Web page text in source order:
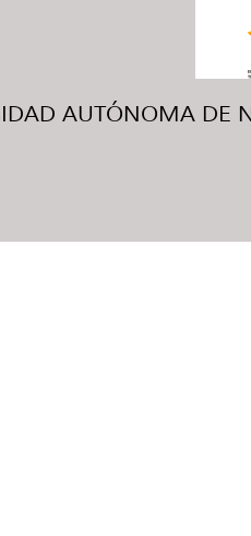
AUTÓNOMA DE